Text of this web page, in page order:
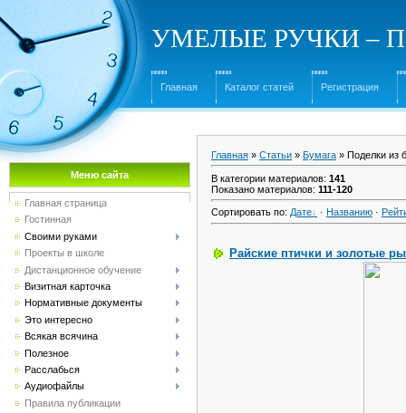
УМЕЛЫЕ РУЧКИ –
Главная Каталог статей Регистрация
Меню сайта
Главная страница
Гостинная
Своими руками
Проекты в школе
Дистанционное обучение
Визитная карточка
Нормативные документы
Это интересно
Всякая всячина
Полезное
Расслабься
Аудиофайлы
Правила публикации
Главная » Статьи » Бумага » Поделки из
В категории материалов: 141
Показано материалов: 111-120
Сортировать по: Дате · Названию ·
Райские птички и золотые